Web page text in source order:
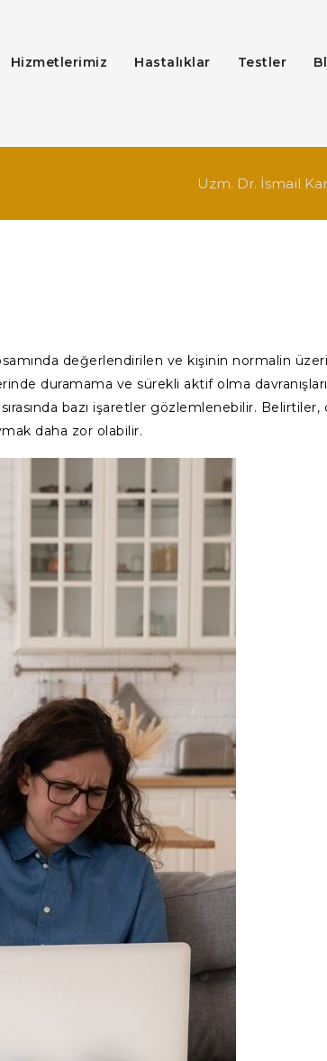
Hizmetlerimiz Hastalıklar Testler
Uzm. Dr. İsmail
değerlendirilen ve kişinin normalin
duramama ve sürekli aktif olma
bazı işaretler gözlemlenebilir.
daha zor olabilir.